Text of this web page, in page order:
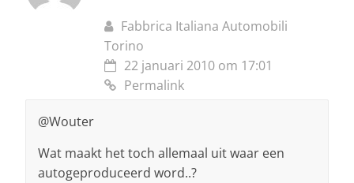
Fabbrica Italiana Automobili
Torino
22 januari 2010 om 17:01
Permalink
@Wouter
Wat maakt het toch allemaal uit waar een
autogeproduceerd word..?